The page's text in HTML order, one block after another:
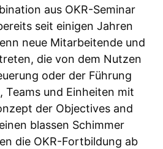
aus OKR-Seminar
seit einigen Jahren
neue Mitarbeitende und
die von dem Nutzen
oder der Führung
Teams und Einheiten mit
der Objectives and
blassen Schimmer
die OKR-Fortbildung ab